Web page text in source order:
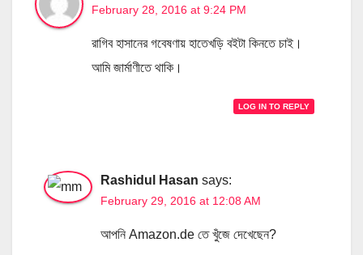
February 28, 2016 at 9:24 PM
রাগিব হাসানের গবেষণায় হাতেখড়ি বইটা কিনতে চাই।
আমি জার্মাণীতে থাকি।
LOG IN TO REPLY
Rashidul Hasan says:
February 29, 2016 at 12:08 AM
আপনি Amazon.de তে খুঁজে দেখেছেন?